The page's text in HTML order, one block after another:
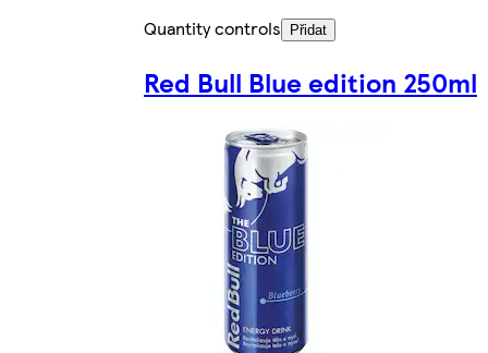
Quantity controls
Přidat
Red Bull Blue edition 250ml